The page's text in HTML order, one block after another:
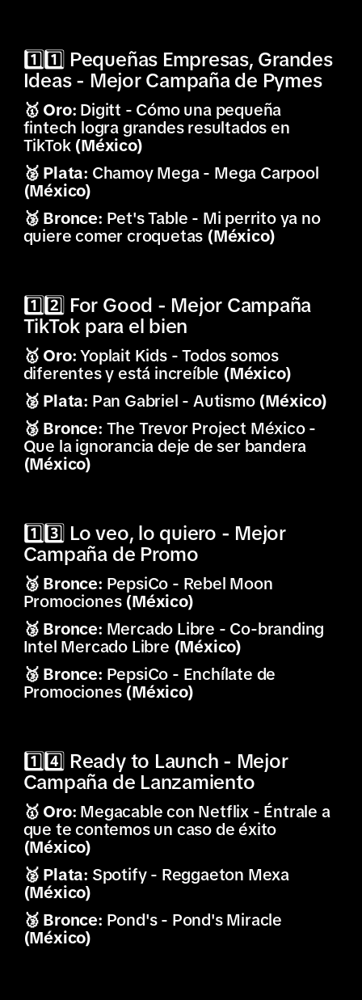
1️⃣1️⃣ Pequeñas Empresas, Grandes
Ideas - Mejor Campaña de Pymes
🥇 Oro: Digitt - Cómo una pequeña
fintech logra grandes resultados en
TikTok(México)
🥈 Plata: Chamoy Mega - Mega Carpool
(México)
🥉 Bronce: Pet's Table - Mi perrito ya no
quiere comer croquetas (México)
1️⃣2️⃣ For Good - Mejor Campaña
TikTok para el bien
🥇 Oro:Yoplait Kids - Todos somos
diferentes y está increíble (México)
🥈 Plata: Pan Gabriel - Autismo(México)
🥉 Bronce: The Trevor Project México -
Que la ignorancia deje de ser bandera
(México)
1️⃣3️⃣ Lo veo, lo quiero - Mejor
Campaña de Promo
🥉 Bronce: PepsiCo - Rebel Moon
Promociones(México)
🥉 Bronce: Mercado Libre - Co-branding
Intel Mercado Libre (México)
🥉 Bronce: PepsiCo - Enchílate de
Promociones(México)
1️⃣4️⃣ Ready to Launch - Mejor
Campaña de Lanzamiento
🥇 Oro: Megacable con Netflix - Éntrale a
que te contemos un caso de éxito
(México)
🥈 Plata: Spotify - Reggaeton Mexa
(México)
🥉 Bronce: Pond's - Pond's Miracle
(México)